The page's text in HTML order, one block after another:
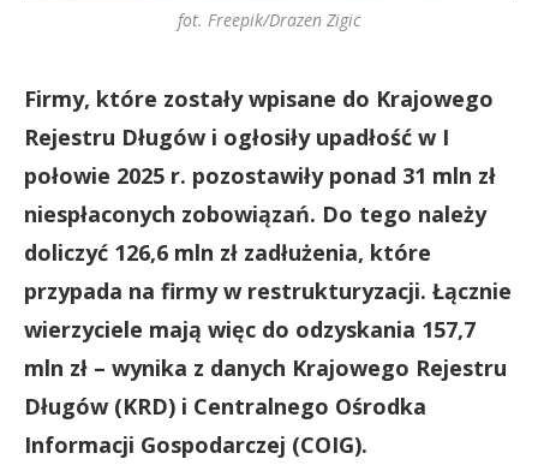
fot. Freepik/Drazen Zigic
Firmy, które zostały wpisane do Krajowego
Rejestru Długów i ogłosiły upadłość w I
połowie 2025 r. pozostawiły ponad 31 mln zł
niespłaconych zobowiązań. Do tego należy
doliczyć 126,6 mln zł zadłużenia, które
przypada na firmy w restrukturyzacji. Łącznie
wierzyciele mają więc do odzyskania 157,7
mln zł – wynika z danych Krajowego Rejestru
Długów (KRD) i Centralnego Ośrodka
Informacji Gospodarczej (COIG).